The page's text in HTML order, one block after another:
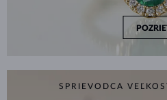
SPRIEVODCA